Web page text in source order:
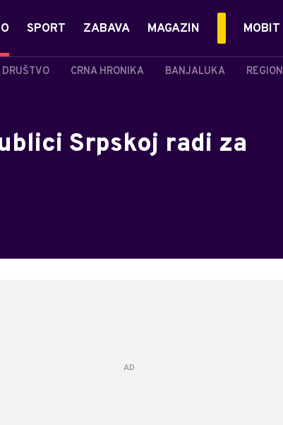
DRUŠTVO CRNA HRONIKA BANJALUKA REGION
SPORT ZABAVA MAGAZIN MOBIT
Srpskoj radi za